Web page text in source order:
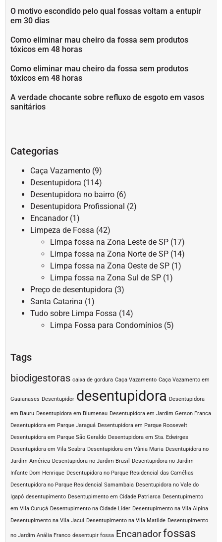
O motivo escondido pelo qual fossas voltam a entupir
em 30 dias
Como eliminar mau cheiro da fossa sem produtos
tóxicos em 48 horas
Como eliminar mau cheiro da fossa sem produtos
tóxicos em 48 horas
A verdade chocante sobre refluxo de esgoto em vasos
sanitários
Categorias
Caça Vazamento (9)
Desentupidora (114)
Desentupidora no bairro (6)
Desentupidora Profissional (2)
Encanador(1)
Limpeza de Fossa (42)
Limpa fossa na Zona Leste de SP (17)
Limpa fossa na Zona Norte de SP (14)
Limpa fossa na Zona Oeste de SP (1)
Limpa fossa na Zona Sul de SP (1)
Preço de desentupidora (3)
Santa Catarina (1)
Tudo sobre Limpa Fossa (14)
Limpa Fossa para Condomínios (5)
Tags
biodigestoras caixa de gordura Caça Vazamento Caça Vazamento em
Guaianases Desentupidor desentupidora Desentupidora
em Bauru Desentupidora em Blumenau Desentupidora em Jardim Gerson Franca
Desentupidora em Parque Jaraguá Desentupidora em Parque Roosevelt
Desentupidora em Parque São Geraldo Desentupidora em Sta. Edwirges
Desentupidora em Vila Seabra Desentupidora em Vânia Maria Desentupidora no
Jardim América Desentupidora no Jardim Brasil
Desentupidora no Jardim
Infante Dom Henrique Desentupidora no Parque Residencial das Camélias
Desentupidora no Parque Residencial Samambaia Desentupidora no Vale do
Igapó desentupimento Desentupimento em Cidade Patriarca Desentupimento
em Vila Curuçá Desentupimento na Cidade Líder Desentupimento na Vila Alpina
Desentupimento na Vila Jacuí Desentupimento na Vila Matilde Desentupimento
no Jardim Anália Franco desentupir fossa Encanadorfossas